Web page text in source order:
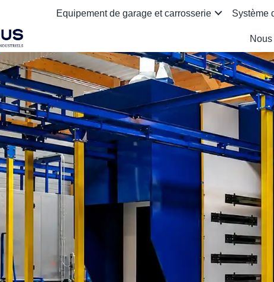
Equipement de garage et carrosserie Système